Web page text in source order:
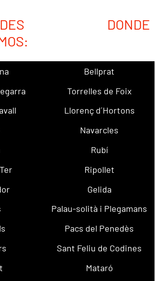
DONDE
Bellprat
Torrelles de Foix
Llorenç d´Hortons
Navarcles
Rubí
Ripollet
Gelida
Palau-solità i Plegamans
Pacs del Penedès
Sant Feliu de Codines
Mataró